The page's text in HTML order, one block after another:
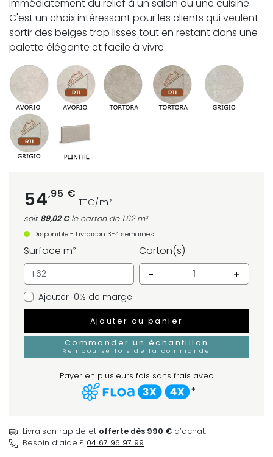
immédiatement du relief à un salon ou une cuisine.
C'est un choix intéressant pour les clients qui veulent
sortir des beiges trop lisses tout en restant dans une
palette élégante et facile à vivre.
54,95 €
TTC/m²
soit 89,02 €le carton de 1.62 m²
Disponible - Livraison 3-4 semaines
Surface m²
Carton(s)
-
+
Ajouter 10% de marge
Ajouter au panier
Commander un échantillon
Remboursé lors de la commande
Payer en plusieurs fois sans frais avec
*
Livraison rapide et offerte dès 990 € d’achat.
Besoin d’aide ? 04 67 96 97 99